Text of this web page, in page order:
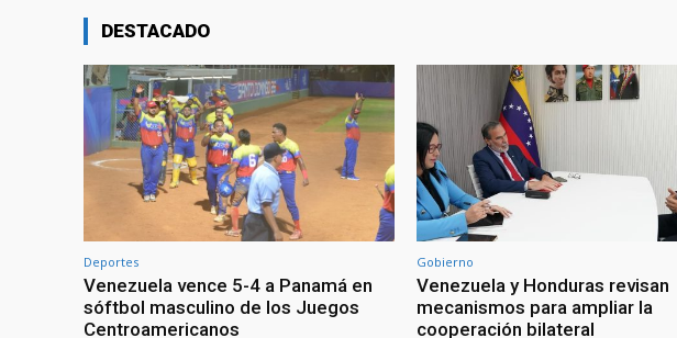
DESTACADO
Deportes
Venezuela vence 5-4 a Panamá en
sóftbol masculino de los Juegos
Centroamericanos
Gobierno
Venezuela y Honduras revisan
mecanismos para ampliar la
cooperación bilateral